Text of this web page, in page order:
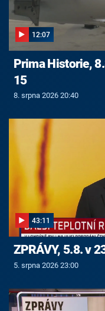
12:07
Prima Historie,
15
8. srpna 2026 20:40
43:11
ZPRÁVY, 5.8. v
5. srpna 2026 23:00